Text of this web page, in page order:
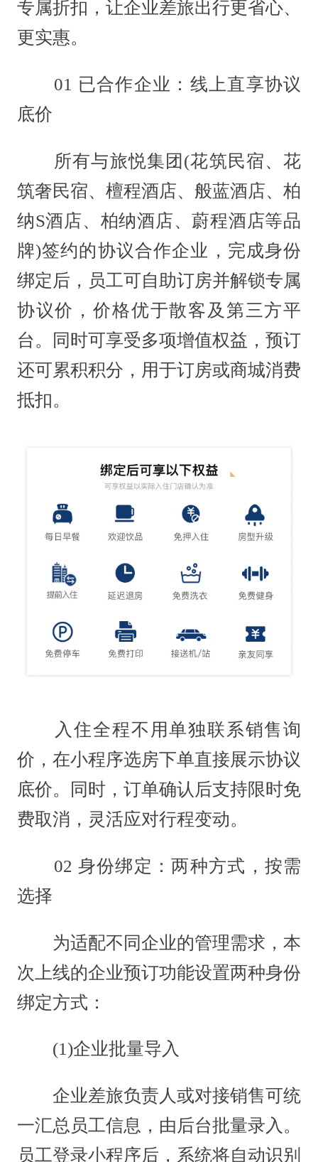
专属折扣，让企业差旅出行更省心、
更实惠。
01 已合作企业：线上直享协议
底价
所有与旅悦集团(花筑民宿、花
筑奢民宿、檀程酒店、般蓝酒店、柏
纳S酒店、柏纳酒店、蔚程酒店等品
牌)签约的协议合作企业，完成身份
绑定后，员工可自助订房并解锁专属
协议价，价格优于散客及第三方平
台。同时可享受多项增值权益，预订
还可累积积分，用于订房或商城消费
抵扣。
入住全程不用单独联系销售询
价，在小程序选房下单直接展示协议
底价。同时，订单确认后支持限时免
费取消，灵活应对行程变动。
02 身份绑定：两种方式，按需
选择
为适配不同企业的管理需求，本
次上线的企业预订功能设置两种身份
绑定方式：
(1)企业批量导入
企业差旅负责人或对接销售可统
一汇总员工信息，由后台批量录入。
员工登录小程序后，系统将自动识别